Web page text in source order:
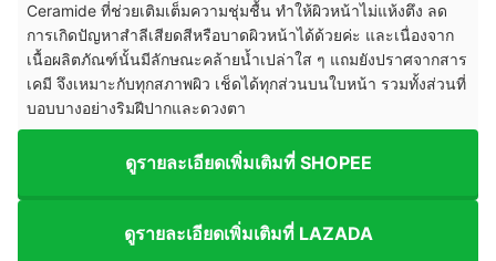
Ceramide ที่ช่วยเติมเต็มความชุ่มชื้น ทำให้ผิวหน้าไม่แห้งตึง ลด
การเกิดปัญหาสำลีเสียดสีหรือบาดผิวหน้าได้ด้วยค่ะ และเนื่องจาก
เนื้อผลิตภัณฑ์นั้นมีลักษณะคล้ายน้ำเปล่าใส ๆ แถมยังปราศจากสาร
เคมี จึงเหมาะกับทุกสภาพผิว เช็ดได้ทุกส่วนบนใบหน้า รวมทั้งส่วนที่
บอบบางอย่างริมฝีปากและดวงตา
ดูรายละเอียดเพิ่มเติมที่ SHOPEE
ดูรายละเอียดเพิ่มเติมที่ LAZADA